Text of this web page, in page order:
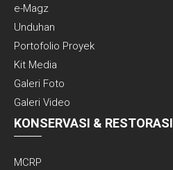
e-Magz
Unduhan
Portofolio Proyek
Kit Media
Galeri Foto
Galeri Video
KONSERVASI & RESTORASI
MCRP